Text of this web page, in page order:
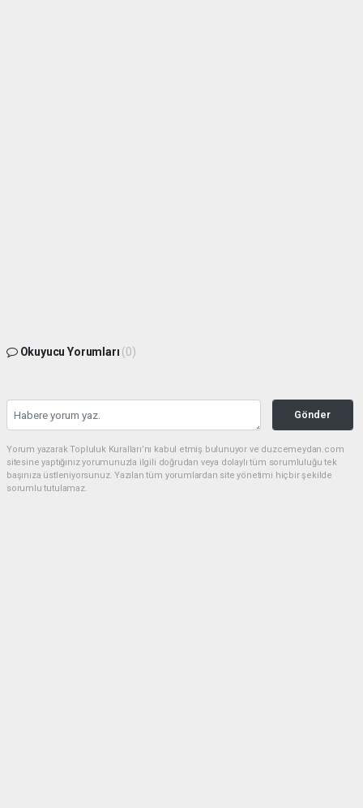
Okuyucu Yorumları (0)
Gönder
Yorum yazarak Topluluk Kuralları’nı kabul etmiş bulunuyor ve duzcemeydan.com
sitesine yaptığınız yorumunuzla ilgili doğrudan veya dolaylı tüm sorumluluğu tek
başınıza üstleniyorsunuz. Yazılan tüm yorumlardan site yönetimi hiçbir şekilde
sorumlu tutulamaz.